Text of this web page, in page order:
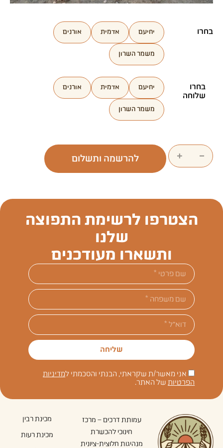
יחיעם אדמית אורנים
משמר השרון
שלוחה
יחיעם אדמית אורנים
משמר השרון
−
+ להרשמה ותשלום
הצטרפו לרשימת התפוצה
שלנו
ותשארו מעודכנים
אני מאשר/ת שקראתי, הבנתי והסכמתי למדיניות
הפרטיותשל האתר.
שליחה
עמותת דרכים – מרכז
חינוכי להכשרת
מנהיגות חלוצית-ציונית
מכינת רבין
מכינת רעות